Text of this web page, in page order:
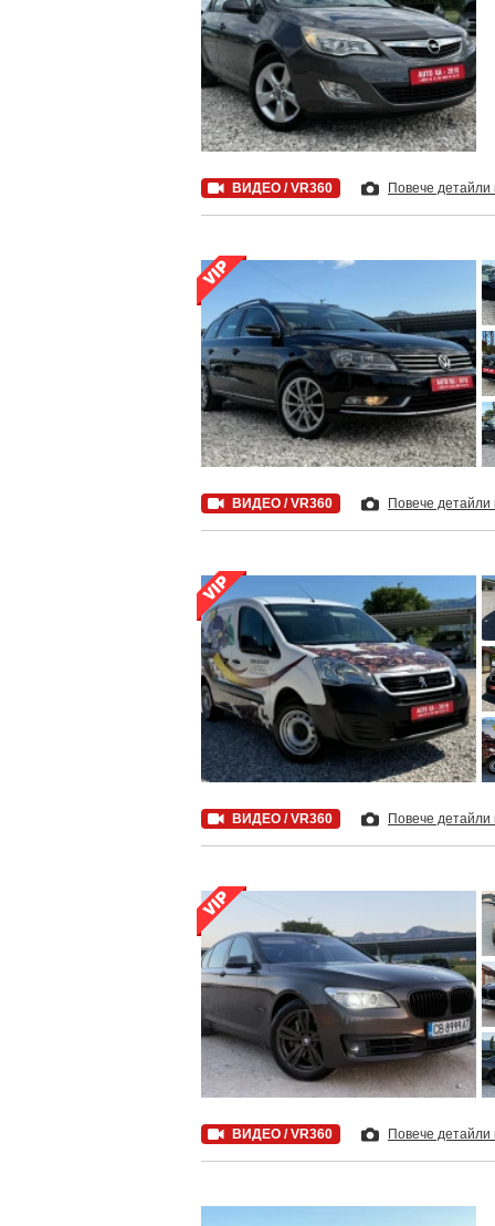
ВИДЕО / VR360 Повече детайли
ВИДЕО / VR360 Повече детайли
ВИДЕО / VR360 Повече детайли
ВИДЕО / VR360 Повече детайли